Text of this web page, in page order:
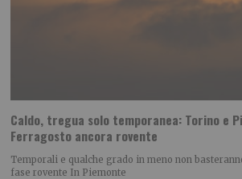
Caldo, tregua solo temporanea: Torino e
Ferragosto ancora rovente
Temporali e qualche grado in meno non
fase rovente In Piemonte